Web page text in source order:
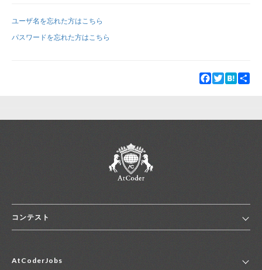
新規登録
ユーザ名を忘れた方はこちら
パスワードを忘れた方はこちら
Facebook
TwitterHatena
コンテスト
コンテスト一覧
AtCoderJobs